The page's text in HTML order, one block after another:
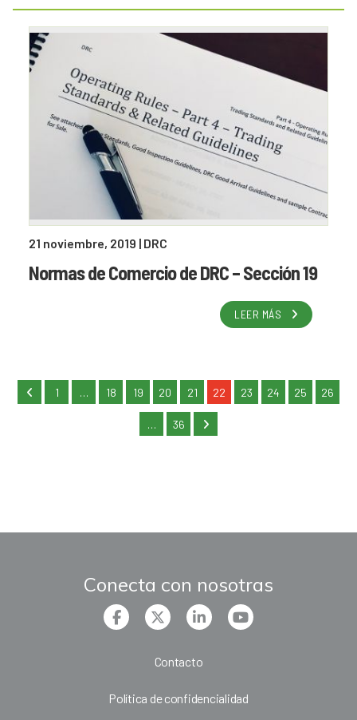
21 noviembre, 2019 | DRC
Normas de Comercio de DRC – Sección 19
LEER MÁS
1 … 18 19 20 21 22 23 24 25 26
… 36
Conecta con nosotras
Contacto
Política de confidencialidad